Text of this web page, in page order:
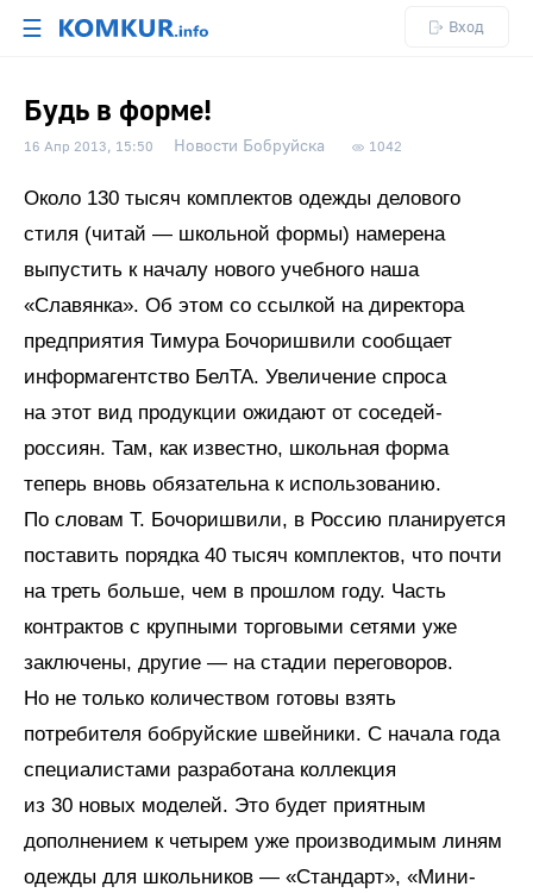
☰ Вход
Будь в форме!
16 Апр 2013, 15:50 Новости Бобруйска 1042
Около 130 тысяч комплектов одежды делового
стиля (читай — школьной формы) намерена
выпустить к началу нового учебного наша
«Славянка». Об этом со ссылкой на директора
предприятия Тимура Бочоришвили сообщает
информагентство БелТА. Увеличение спроса
на этот вид продукции ожидают от соседей-
россиян. Там, как известно, школьная форма
теперь вновь обязательна к использованию.
По словам Т. Бочоришвили, в Россию планируется
поставить порядка 40 тысяч комплектов, что почти
на треть больше, чем в прошлом году. Часть
контрактов с крупными торговыми сетями уже
заключены, другие — на стадии переговоров.
Но не только количеством готовы взять
потребителя бобруйские швейники. С начала года
специалистами разработана коллекция
из 30 новых моделей. Это будет приятным
дополнением к четырем уже производимым линям
одежды для школьников — «Стандарт», «Мини-